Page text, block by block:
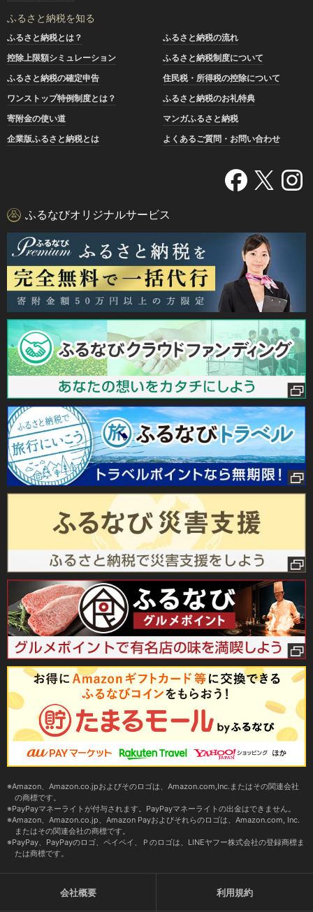
ふるさと納税を知る
ふるさと納税とは？
ふるさと納税の流れ
控除上限額シミュレーション
ふるさと納税制度について
ふるさと納税の確定申告
住民税・所得税の控除について
ワンストップ特例制度とは？
ふるさと納税のお礼特典
寄附金の使い道
マンガふるさと納税
企業版ふるさと納税とは
よくあるご質問・お問い合わせ
ふるなびオリジナルサービス
Amazon、Amazon.co.jpおよびそのロゴは、Amazon.com,Inc.またはその関連会社
の商標です。
PayPayマネーライトが付与されます。PayPayマネーライトの出金はできません。
Amazon、Amazon.co.jp、Amazon Payおよびそれらのロゴは、Amazon.com, Inc.
またはその関連会社の商標です。
PayPay、PayPayのロゴ、ペイペイ、Ｐのロゴは、LINEヤフー株式会社の登録商標ま
たは商標です。
会社概要 利用規約